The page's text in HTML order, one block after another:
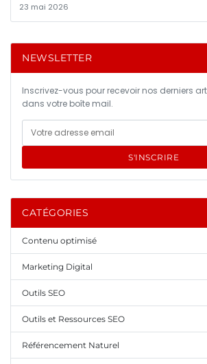
23 mai 2026
NEWSLETTER
Inscrivez-vous pour recevoir nos derniers
dans votre boîte mail.
S'INSCRIRE
CATÉGORIES
Contenu optimisé
Marketing Digital
Outils SEO
Outils et Ressources SEO
Référencement Naturel